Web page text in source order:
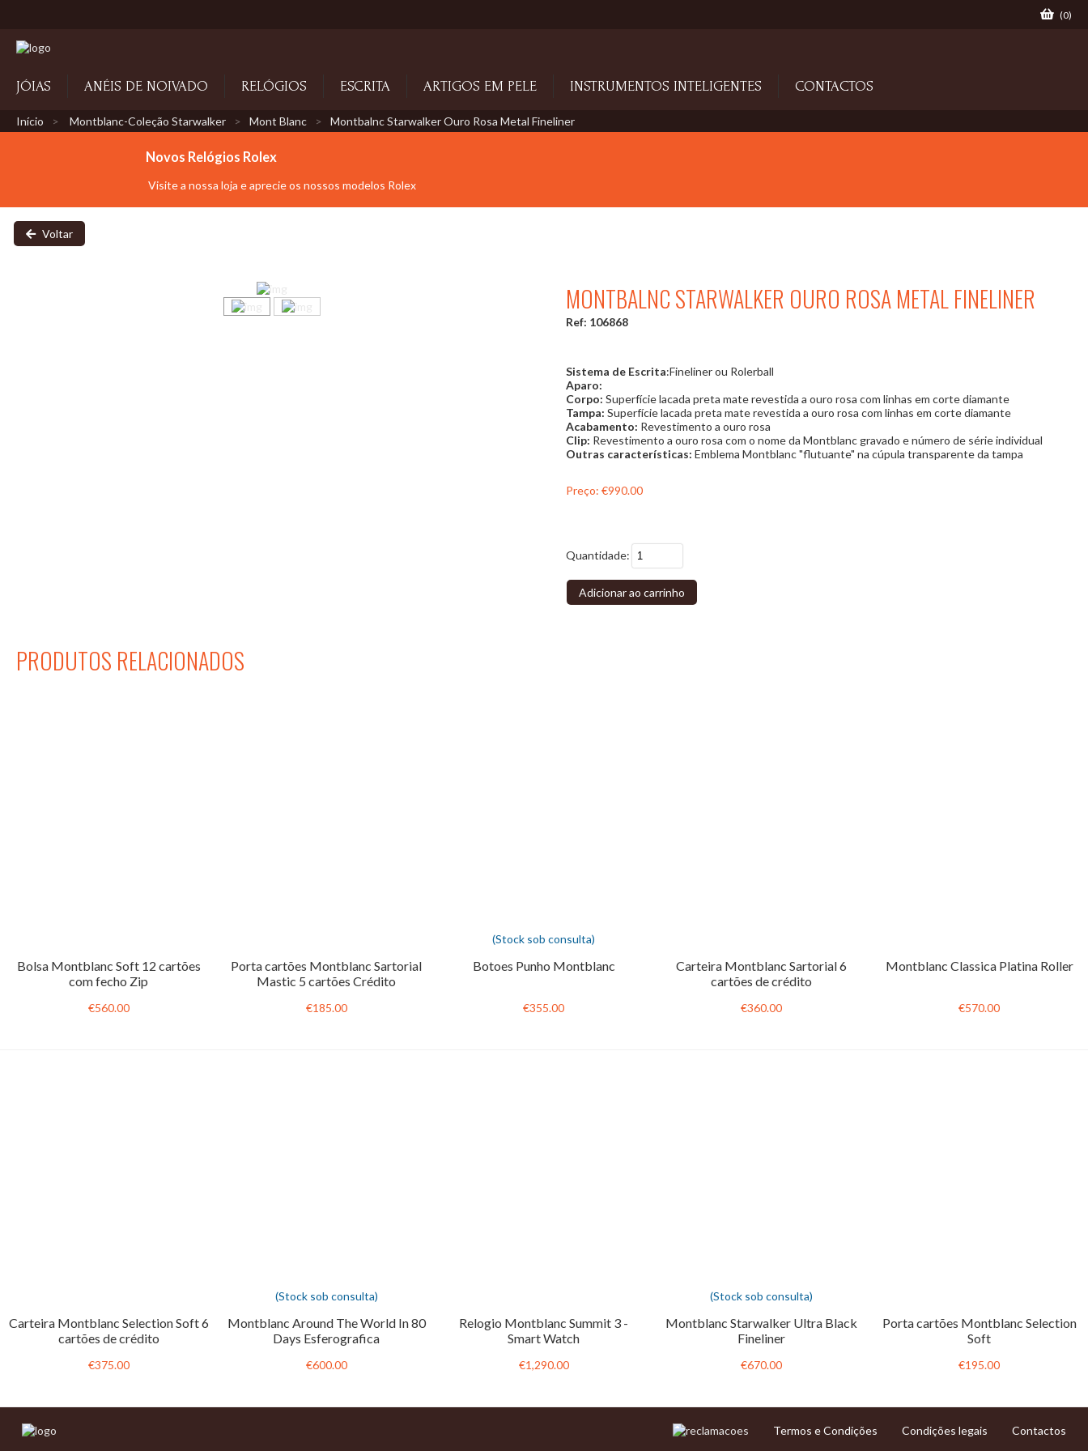
(0)
JÓIAS ANÉIS DE NOIVADO RELÓGIOS ESCRITA ARTIGOS EM PELE INSTRUMENTOS INTELIGENTES CONTACTOS
Início Montblanc-Coleção Starwalker Mont Blanc Montbalnc Starwalker Ouro Rosa Metal Fineliner
Novos Relógios Rolex
Visite a nossa loja e aprecie os nossos modelos Rolex
Voltar
MONTBALNC STARWALKER OURO ROSA METAL FINELINER
Ref: 106868
Sistema de Escrita:Fineliner ou Rolerball
Aparo:
Corpo: Superfície lacada preta mate revestida a ouro rosa com linhas em corte diamante
Tampa: Superfície lacada preta mate revestida a ouro rosa com linhas em corte diamante
Acabamento: Revestimento a ouro rosa
Clip: Revestimento a ouro rosa com o nome da Montblanc gravado e número de série individual
Outras características: Emblema Montblanc "flutuante" na cúpula transparente da tampa
Preço: €990.00
Quantidade:
Adicionar ao carrinho
PRODUTOS RELACIONADOS
Bolsa Montblanc Soft 12 cartões
com fecho Zip
€560.00
Porta cartões Montblanc Sartorial
Mastic 5 cartões Crédito
€185.00
(Stock sob consulta)
Botoes Punho Montblanc
€355.00
Carteira Montblanc Sartorial 6
cartões de crédito
€360.00
Montblanc Classica Platina Roller
€570.00
Carteira Montblanc Selection Soft 6
cartões de crédito
€375.00
(Stock sob consulta)
Montblanc Around The World In 80
Days Esferografica
€600.00
Relogio Montblanc Summit 3 -
Smart Watch
€1,290.00
(Stock sob consulta)
Montblanc Starwalker Ultra Black
Fineliner
€670.00
Porta cartões Montblanc Selection
Soft
€195.00
Termos e Condições Condições legais Contactos